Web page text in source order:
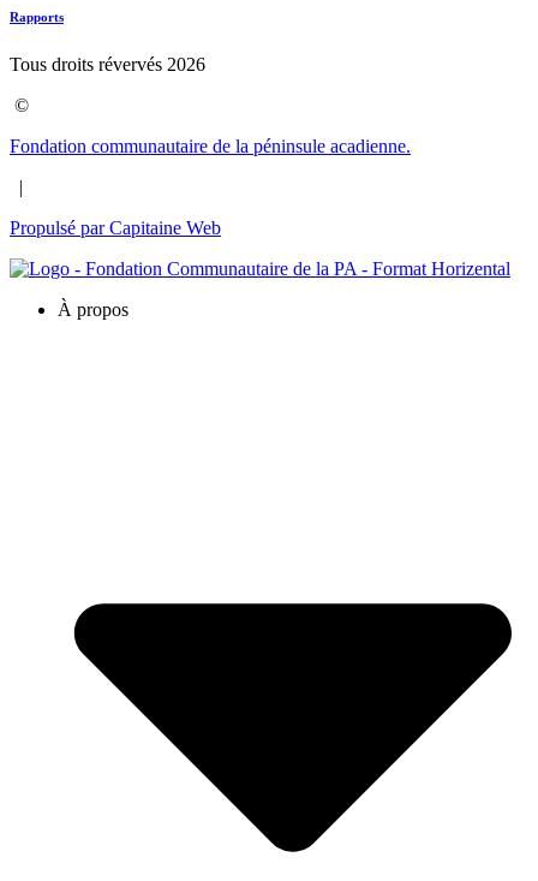
Rapports
Tous droits révervés 2026
©
Fondation communautaire de la péninsule acadienne.
|
Propulsé par Capitaine Web
À propos